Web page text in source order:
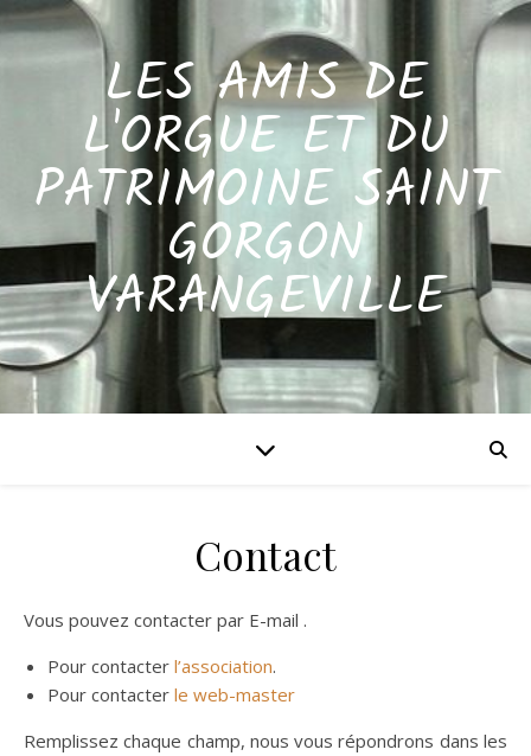
LES AMIS DE
L'ORGUE ET DU
PATRIMOINE SAINT
GORGON
VARANGEVILLE
Contact
Vous pouvez contacter par E-mail .
Pour contacter l’association.
Pour contacter le web-master
Remplissez chaque champ, nous vous répondrons dans les